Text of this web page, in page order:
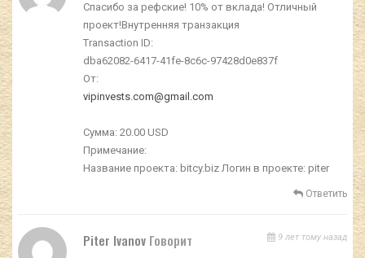
Спасибо за рефские! 10% от вклада! Отличный
проект!Внутренняя транзакция
Transaction ID:
dba62082-6417-41fe-8c6c-97428d0e837f
От:
vipinvests.com@gmail.com
Сумма: 20.00 USD
Примечание:
Название проекта: bitcy.biz Логин в проекте: piter
Ответить
Piter Ivanov Говорит 9 лет тому назад